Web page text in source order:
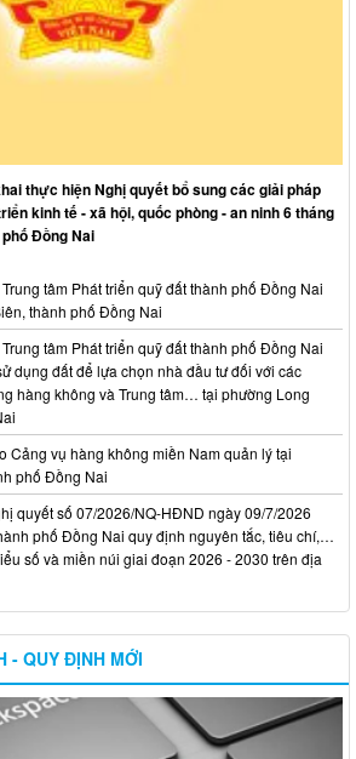
thực hiện Nghị quyết bổ sung các giải pháp
kinh tế - xã hội, quốc phòng - an ninh 6 tháng
Đồng Nai
tâm Phát triển quỹ đất thành phố Đồng Nai
thành phố Đồng Nai
tâm Phát triển quỹ đất thành phố Đồng Nai
dụng đất để lựa chọn nhà đầu tư đối với các
hàng không và Trung tâm… tại phường Long
Cảng vụ hàng không miền Nam quản lý tại
phố Đồng Nai
quyết số 07/2026/NQ-HĐND ngày 09/7/2026
phố Đồng Nai quy định nguyên tắc, tiêu chí,…
số và miền núi giai đoạn 2026 - 2030 trên địa
- QUY ĐỊNH MỚI